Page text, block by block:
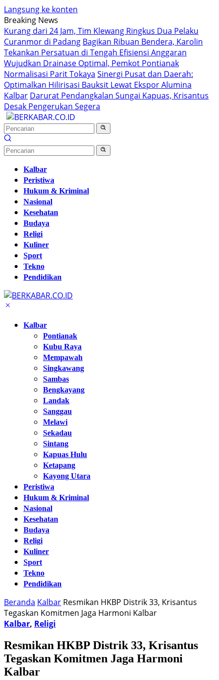
Langsung ke konten
Breaking News
Kurang dari 24 Jam, Tim Klewang Ringkus Dua Pelaku
Curanmor di Padang Bagikan Ribuan Bendera, Karolin
Tekankan Persatuan di Tengah Efisiensi Anggaran
Wujudkan Drainase Optimal, Pemkot Pontianak
Normalisasi Parit Tokaya Sinergi Pusat dan Daerah:
Optimalkan Hilirisasi Bauksit Lewat Ekspor Alumina
Kalbar Darurat Pendangkalan Sungai Kapuas, Krisantus
Desak Pengerukan Segera
Kalbar
Peristiwa
Hukum & Kriminal
Nasional
Kesehatan
Budaya
Religi
Kuliner
Sport
Tekno
Pendidikan
Kalbar
Pontianak
Kubu Raya
Mempawah
Singkawang
Sambas
Bengkayang
Landak
Sanggau
Melawi
Sekadau
Sintang
Kapuas Hulu
Ketapang
Kayong Utara
Peristiwa
Hukum & Kriminal
Nasional
Kesehatan
Budaya
Religi
Kuliner
Sport
Tekno
Pendidikan
Beranda Kalbar Resmikan HKBP Distrik 33, Krisantus
Tegaskan Komitmen Jaga Harmoni Kalbar
Kalbar, Religi
Resmikan HKBP Distrik 33, Krisantus
Tegaskan Komitmen Jaga Harmoni
Kalbar